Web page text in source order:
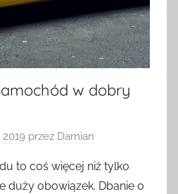
w dobry
przez Damian
to coś więcej niż tylko
duży obowiązek. Dbanie o